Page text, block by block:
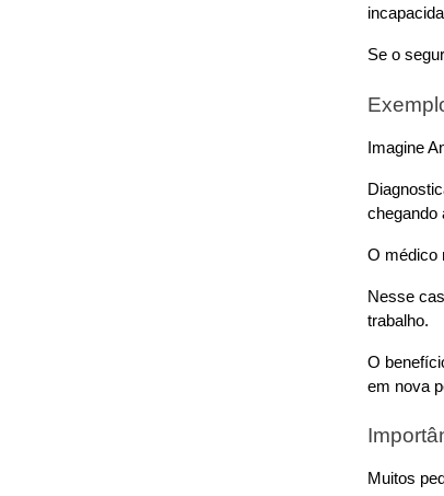
Se o
Imagine
chegando
O médico
Nesse
trabalho.
O
em nova
Muitos